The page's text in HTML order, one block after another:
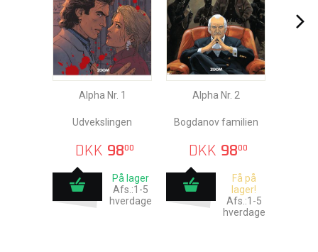
Alpha Nr. 1
Udvekslingen
DKK 9800
På lager
Afs.:1-5
hverdage
Alpha Nr. 2
Bogdanov familien
DKK 9800
Få på
lager!
Afs.:1-5
hverdage